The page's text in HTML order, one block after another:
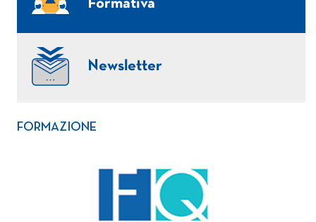
Formativa
Newsletter
FORMAZIONE